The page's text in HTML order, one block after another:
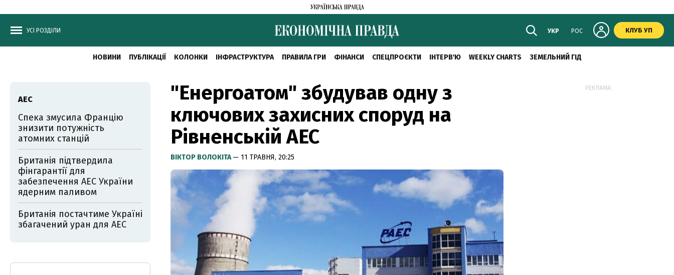
УСІ РОЗДІЛИ УКР РОС КЛУБ УП
НОВИНИ ПУБЛІКАЦІЇ КОЛОНКИ ІНФРАСТРУКТУРА ПРАВИЛА ГРИ ФІНАНСИ СПЕЦПРОЄКТИ ІНТЕРВ'Ю WEEKLY CHARTS ЗЕМЕЛЬНИЙ ГІД
"Енергоатом" збудував одну з
ключових захисних споруд на
Рівненській АЕС
ВІКТОР ВОЛОКІТА— 11 ТРАВНЯ, 20:25
АЕС
Спека змусила Францію
знизити потужність
атомних станцій
Британія підтвердила
фінгарантії для
забезпечення АЕС України
ядерним паливом
Британія постачтиме Україні
збагачений уран для АЕС
РЕКЛАМА: